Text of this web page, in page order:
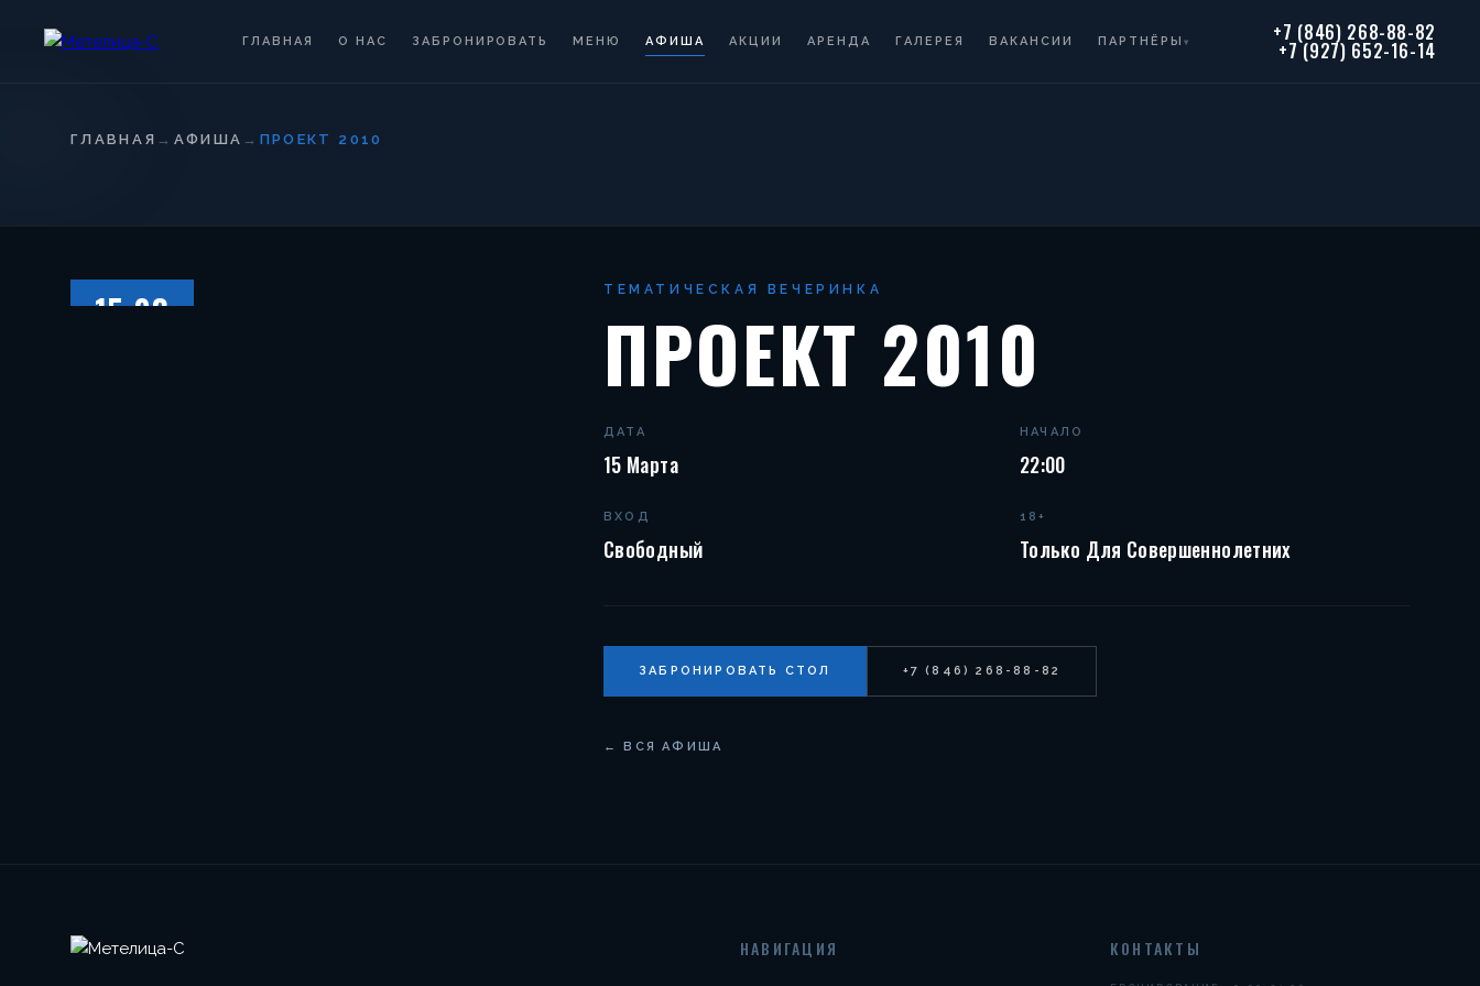
ГЛАВНАЯ О НАС ЗАБРОНИРОВАТЬ МЕНЮ АФИША АКЦИИ АРЕНДА ГАЛЕРЕЯ ВАКАНСИИ ПАРТНЁРЫ ▾ +7 (846) 268-88-82
+7 (927) 652-16-14
ГЛАВНАЯ → АФИША → ПРОЕКТ 2010
15.03 ТЕМАТИЧЕСКАЯ ВЕЧЕРИНКА
ПРОЕКТ 2010
ДАТА
15 Марта
НАЧАЛО
22:00
ВХОД
Свободный
18+
Только Для Совершеннолетних
ЗАБРОНИРОВАТЬ СТОЛ +7 (846) 268-88-82
← ВСЯ АФИША
НАВИГАЦИЯ КОНТАКТЫ